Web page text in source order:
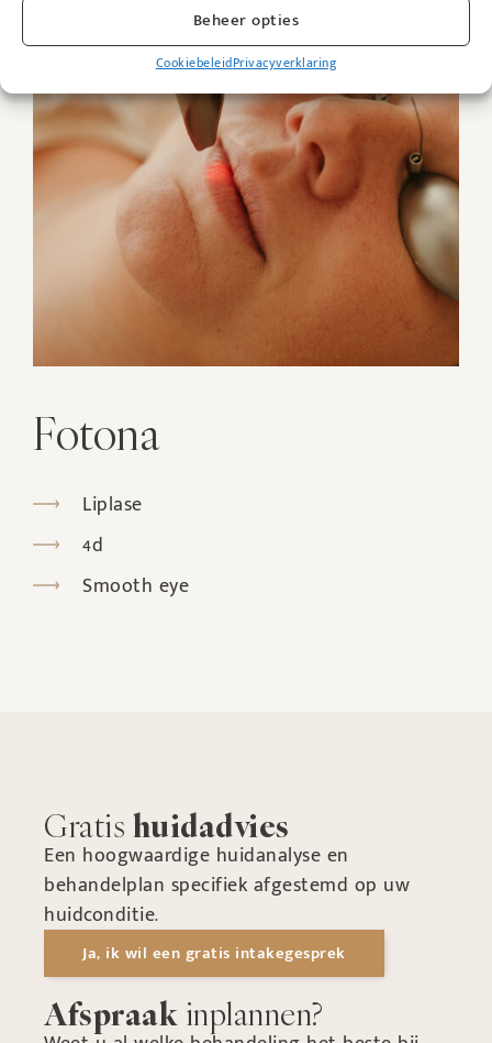
Beheer opties
CookiebeleidPrivacyverklaring
Fotona
Liplase
4d
Smooth eye
Gratis huidadvies
Een hoogwaardige huidanalyse en
behandelplan specifiek afgestemd op uw
huidconditie.
Ja, ik wil een gratis intakegesprek
Afspraak inplannen?